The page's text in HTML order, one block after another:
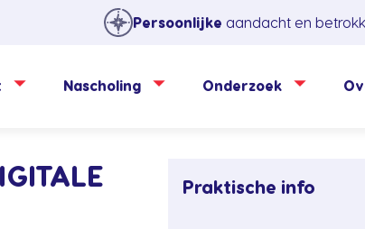
Persoonlijke aandacht en
Nascholing Onderzoek
Praktische info